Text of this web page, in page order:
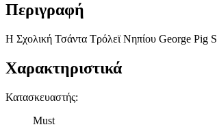
Περιγραφή
Η Σχολική Τσάντα Τρόλεϊ Νηπίου George Pig
Χαρακτηριστικά
Κατασκευαστής:
Must